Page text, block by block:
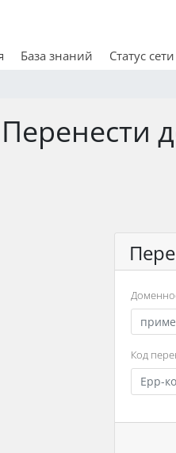
База знаний Статус сети
Перенести
Код